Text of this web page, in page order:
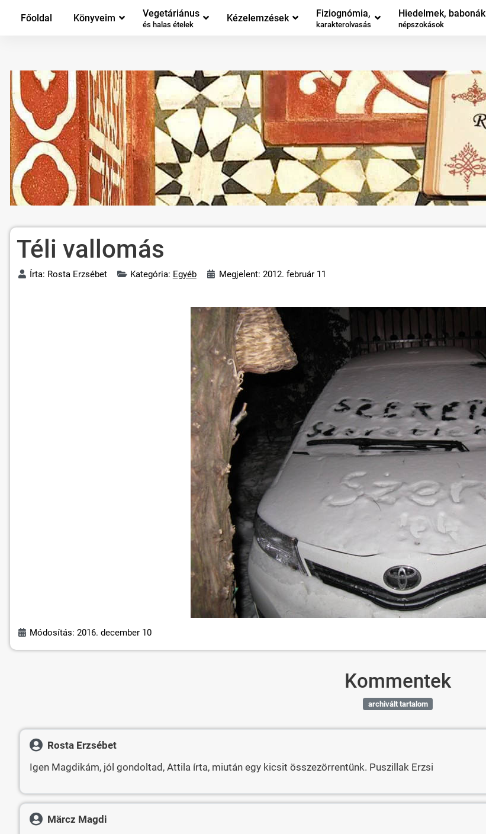
Főoldal Könyveim Vegetáriánus
és halas ételek
Kézelemzések Fiziognómia,
karakterolvasás
Hiedelmek, babonák
népszokások
Téli vallomás
Írta: Rosta Erzsébet Kategória: Egyéb Megjelent: 2012. február 11
Módosítás: 2016. december 10
Kommentek
archivált tartalom
Rosta Erzsébet
Igen Magdikám, jól gondoltad, Attila írta, miután egy kicsit összezörrentünk. Puszillak Erzsi
Märcz Magdi